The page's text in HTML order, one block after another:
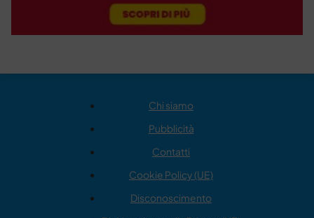
Chi siamo
Pubblicità
Contatti
Cookie Policy (UE)
Disconoscimento